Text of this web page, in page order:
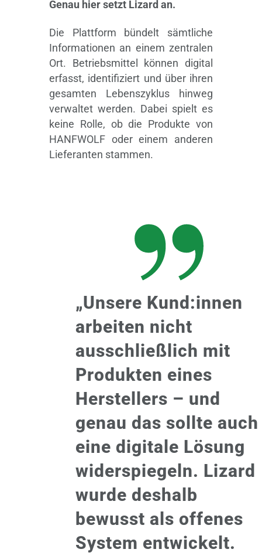
Genau hiersetzt Lizard an.
Die Plattform bündelt sämtliche
Informationen an einem zentralen
Ort. Betriebsmittel können digital
erfasst, identifiziert und über ihren
gesamten Lebenszyklus hinweg
verwaltet werden. Dabei spielt es
keine Rolle, ob die Produkte von
HANFWOLF oder einem anderen
Lieferanten stammen.
„Unsere Kund:innen
arbeiten nicht
ausschließlich mit
Produkten eines
Herstellers – und
genau das sollte auch
eine digitale Lösung
widerspiegeln. Lizard
wurde deshalb
bewusst als offenes
System entwickelt.